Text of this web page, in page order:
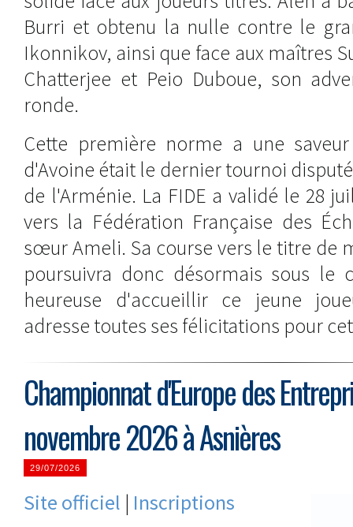
Burri et obtenu la nulle contre le
Ikonnikov, ainsi que face aux maîtres
Chatterjee et Peio Duboue, son
ronde.
Cette première norme a une
d'Avoine était le dernier tournoi
de l'Arménie. La FIDE a validé le 28
vers la Fédération Française des
sœur Ameli. Sa course vers le titre de
poursuivra donc désormais sous le
heureuse d'accueillir ce jeune
adresse toutes ses félicitations pour
Championnat d'Europe des
novembre 2026 à Asnières
29/07/2026
Site officiel | Inscriptions